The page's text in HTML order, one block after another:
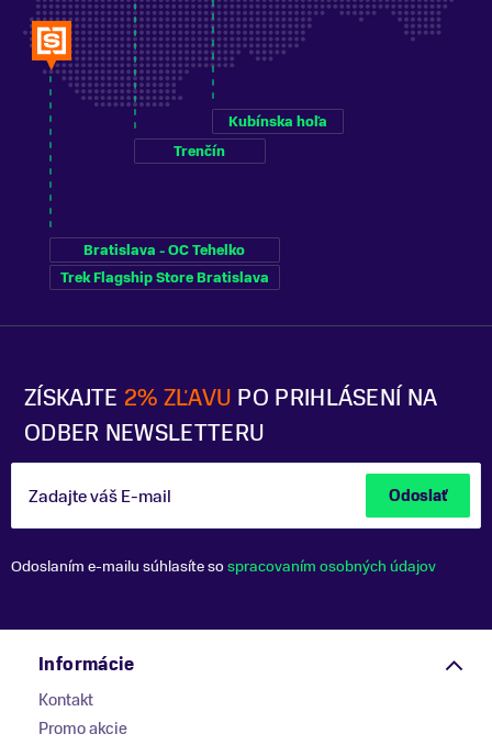
ZÍSKAJTE 2% ZĽAVU PO PRIHLÁSENÍ NA
ODBER NEWSLETTERU
Zadajte váš E-mail Odoslať
Odoslaním e-mailu súhlasíte sospracovaním osobných údajov
Bratislava - OC Tehelko
Trek Flagship Store Bratislava
Trenčín
Kubínska hoľa
Informácie
Kontakt
Promo akcie